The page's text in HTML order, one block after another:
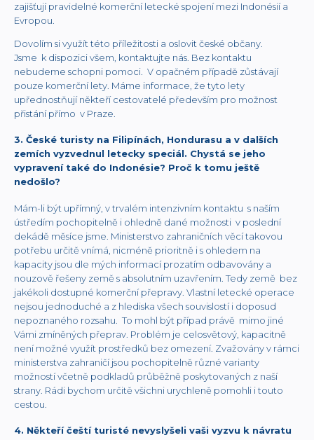
zajišťují pravidelné komerční letecké spojení mezi Indonésií a
Evropou.
Dovolím si využít této příležitosti a oslovit české občany.
Jsme k dispozici všem, kontaktujte nás. Bez kontaktu
nebudeme schopni pomoci. V opačném případě zůstávají
pouze komerční lety. Máme informace, že tyto lety
upřednostňují někteří cestovatelé především pro možnost
přistání přímo v Praze.
3. České turisty na Filipínách, Hondurasu a v dalších
zemích vyzvednul letecky speciál. Chystá se jeho
vypravení také do Indonésie? Proč k tomu ještě
nedošlo?
Mám-li být upřímný, v trvalém intenzivním kontaktu s naším
ústředím pochopitelně i ohledně dané možnosti v poslední
dekádě měsíce jsme. Ministerstvo zahraničních věcí takovou
potřebu určitě vnímá, nicméně prioritně i s ohledem na
kapacity jsou dle mých informací prozatím odbavovány a
nouzově řešeny země s absolutním uzavřením. Tedy země bez
jakékoli dostupné komerční přepravy. Vlastní letecké operace
nejsou jednoduché a z hlediska všech souvislostí i doposud
nepoznaného rozsahu. To mohl být případ právě mimo jiné
Vámi zmíněných přeprav. Problém je celosvětový, kapacitně
není možné využít prostředků bez omezení. Zvažovány v rámci
ministerstva zahraničí jsou pochopitelně různé varianty
možností včetně podkladů průběžně poskytovaných z naší
strany. Rádi bychom určitě všichni urychleně pomohli i touto
cestou.
4. Někteří čeští turisté nevyslyšeli vaši vyzvu k návratu